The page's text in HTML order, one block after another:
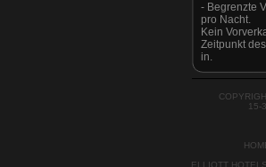
- Begrenzte
pro Nacht.
Kein
Zeitpunkt
in.
Eingang
Albert &
Bitte
streng kein
15-
ELLIOTT